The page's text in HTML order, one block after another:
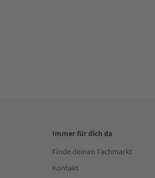
Immer für dich da
Finde deinen Fachmarkt
Kontakt